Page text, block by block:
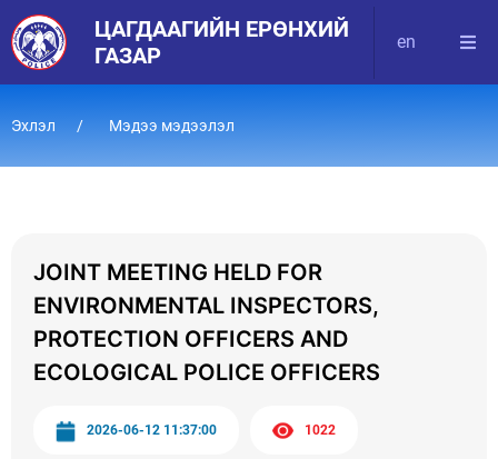
ЦАГДААГИЙН ЕРӨНХИЙ
ГАЗАР
en
Эхлэл Мэдээ мэдээлэл
JOINT MEETING HELD FOR
ENVIRONMENTAL INSPECTORS,
PROTECTION OFFICERS AND
ECOLOGICAL POLICE OFFICERS
2026-06-12 11:37:00 1022